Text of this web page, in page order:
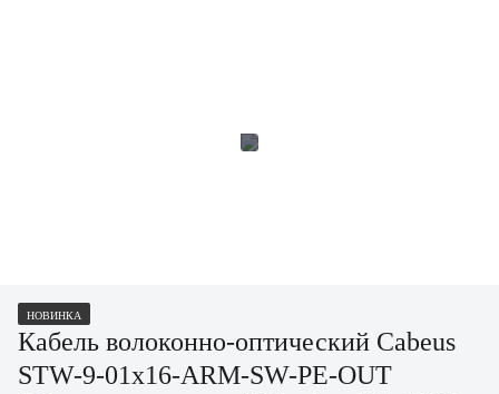
НОВИНКА
Кабель волоконно-оптический Cabeus
STW-9-01x16-ARM-SW-PE-OUT